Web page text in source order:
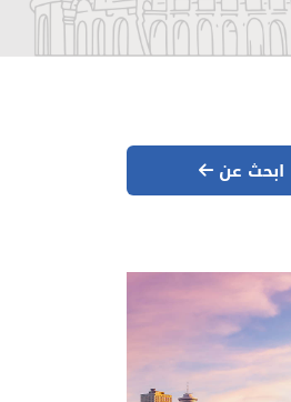
الإمارات
العربية
المتحدة
ابحث عن